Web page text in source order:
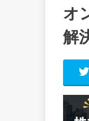
オ
解